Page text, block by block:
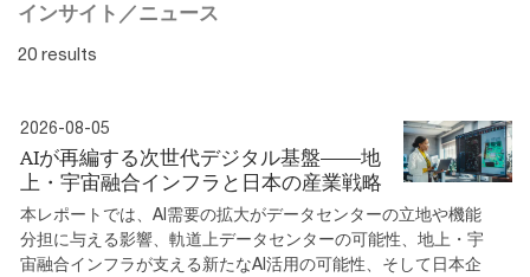
インサイト／ニュース
20 results
2026-08-05
AIが再編する次世代デジタル基盤――地
上・宇宙融合インフラと日本の産業戦略
本レポートでは、AI需要の拡大がデータセンターの立地や機能
分担に与える影響、軌道上データセンターの可能性、地上・宇
宙融合インフラが支える新たなAI活用の可能性、そして日本企